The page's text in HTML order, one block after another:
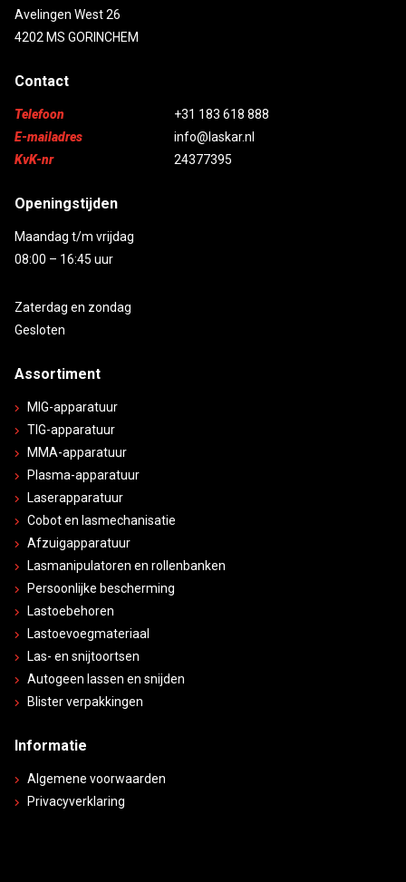
Avelingen West 26
4202 MS GORINCHEM
Contact
Telefoon
+31 183 618 888
E-mailadres
info@laskar.nl
KvK-nr
24377395
Openingstijden
Maandag t/m vrijdag
08:00 – 16:45 uur
Zaterdag en zondag
Gesloten
Assortiment
MIG-apparatuur
TIG-apparatuur
MMA-apparatuur
Plasma-apparatuur
Laserapparatuur
Cobot en lasmechanisatie
Afzuigapparatuur
Lasmanipulatoren en rollenbanken
Persoonlijke bescherming
Lastoebehoren
Lastoevoegmateriaal
Las- en snijtoortsen
Autogeen lassen en snijden
Blister verpakkingen
Informatie
Algemene voorwaarden
Privacyverklaring